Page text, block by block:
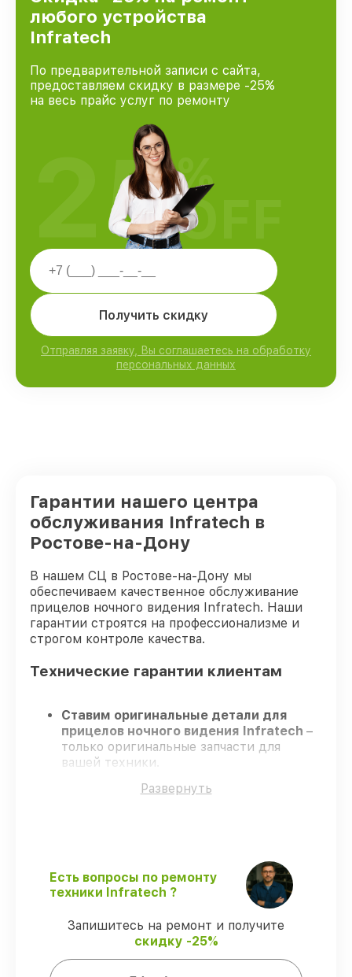
любого устройства
Infratech
По предварительной записи с сайта,
предоставляем скидку в размере -25%
на весь прайс услуг по ремонту
Получить скидку
Отправляя заявку, Вы соглашаетесь на обработку
персональных данных
25%
OFF
Гарантии нашего центра
обслуживания Infratech в
Ростове-на-Дону
В нашем СЦ в Ростове-на-Дону мы
обеспечиваем качественное обслуживание
прицелов ночного видения Infratech. Наши
гарантии строятся на профессионализме и
строгом контроле качества.
Технические гарантии клиентам
Ставим оригинальные детали для
прицелов ночного видения Infratech –
только оригинальные запчасти для
вашей техники.
проходят серьезную проверку знаний и
оговоренные сроки.
Официальная гарантия
– на все услуги
и детали для прицелов ночного видения
Infratech предоставляется длительная
Развернуть
Есть вопросы по ремонту
техники Infratech ?
Запишитесь на ремонт и получите
скидку -25%